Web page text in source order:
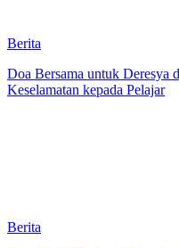
Berita
Doa Bersama untuk Deresya
Keselamatan kepada Pelajar
Berita